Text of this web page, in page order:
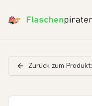
Zurück zum Produkt: